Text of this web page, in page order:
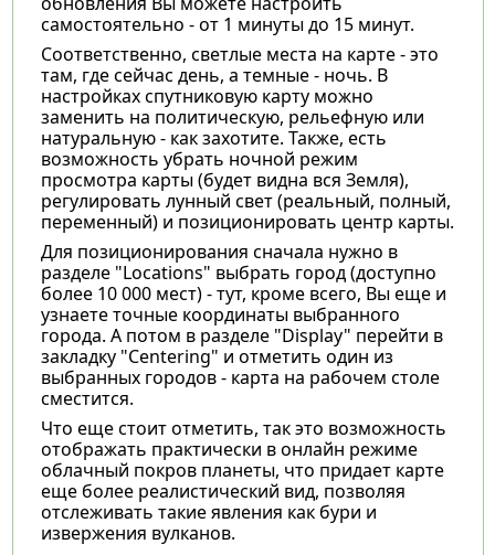
самостоятельно - от 1 минуты до 15 минут.
Соответственно, светлые места на карте - это
там, где сейчас день, а темные - ночь. В
настройках спутниковую карту можно
заменить на политическую, рельефную или
натуральную - как захотите. Также, есть
возможность убрать ночной режим
просмотра карты (будет видна вся Земля),
регулировать лунный свет (реальный, полный,
переменный) и позиционировать центр карты.
Для позиционирования сначала нужно в
разделе "Locations" выбрать город (доступно
более 10 000 мест) - тут, кроме всего, Вы еще и
узнаете точные координаты выбранного
города. А потом в разделе "Display" перейти в
закладку "Centering" и отметить один из
выбранных городов - карта на рабочем столе
сместится.
Что еще стоит отметить, так это возможность
отображать практически в онлайн режиме
облачный покров планеты, что придает карте
еще более реалистический вид, позволяя
отслеживать такие явления как бури и
извержения вулканов.